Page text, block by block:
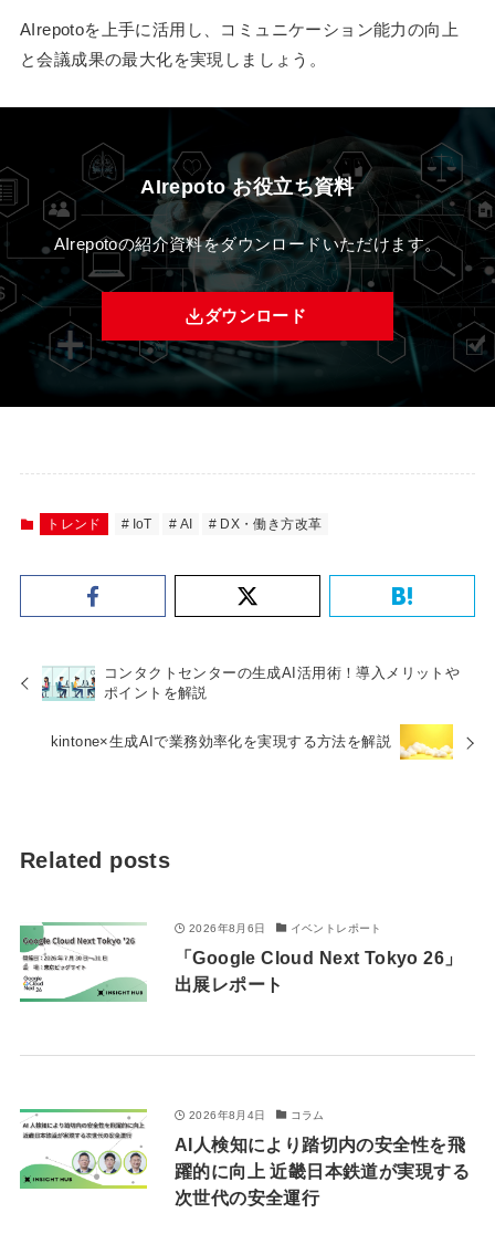
AIrepotoを上手に活用し、コミュニケーション能力の向上
と会議成果の最大化を実現しましょう。
AIrepoto お役立ち資料
AIrepotoの紹介資料をダウンロードいただけます。
ダウンロード
トレンド IoT AI DX・働き方改革
コンタクトセンターの生成AI活用術！導入メリットや
ポイントを解説
kintone×生成AIで業務効率化を実現する方法を解説
Related posts
2026年8月6日 イベントレポート
「Google Cloud Next Tokyo 26」
出展レポート
2026年8月4日 コラム
AI人検知により踏切内の安全性を飛
躍的に向上 近畿日本鉄道が実現する
次世代の安全運行